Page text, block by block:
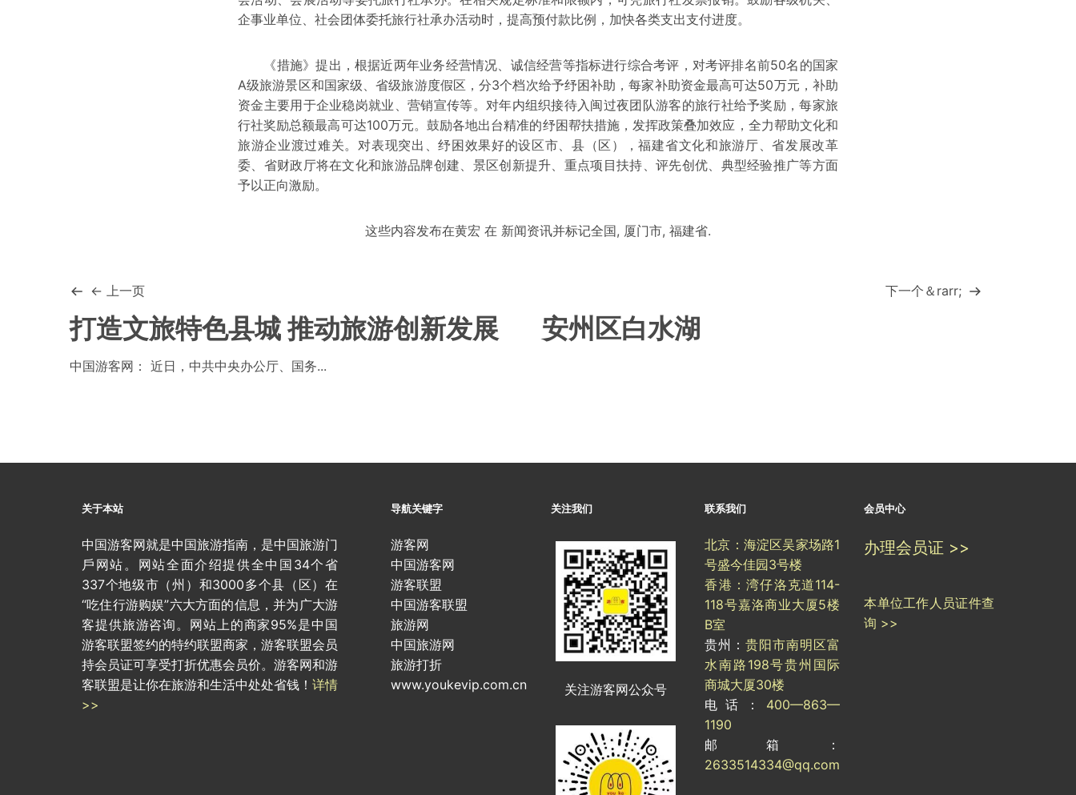
企事业单位、社会团体委托旅行社承办活动时，提高预付款比例，加快各类支出支付进度。
《措施》提出，根据近两年业务经营情况、诚信经营等指标进行综合考评，对考评排名前50名的国家
A级旅游景区和国家级、省级旅游度假区，分3个档次给予纾困补助，每家补助资金最高可达50万元，补助
资金主要用于企业稳岗就业、营销宣传等。对年内组织接待入闽过夜团队游客的旅行社给予奖励，每家旅
行社奖励总额最高可达100万元。鼓励各地出台精准的纾困帮扶措施，发挥政策叠加效应，全力帮助文化和
旅游企业渡过难关。对表现突出、纾困效果好的设区市、县（区），福建省文化和旅游厅、省发展改革
委、省财政厅将在文化和旅游品牌创建、景区创新提升、重点项目扶持、评先创优、典型经验推广等方面
予以正向激励。
这些内容发布在黄宏 在 新闻资讯并标记全国, 厦门市, 福建省.
← 上一页
打造文旅特色县城 推动旅游创新发展
中国游客网： 近日，中共中央办公厅、国务...
下一个＆rarr;
安州区白水湖
关于本站
中国游客网就是中国旅游指南，是中国旅游门
戶网站。网站全面介绍提供全中国34个省
337个地级市（州）和3000多个县（区）在
“吃住行游购娱”六大方面的信息，并为广大游
客提供旅游咨询。网站上的商家95%是中国
游客联盟签约的特约联盟商家，游客联盟会员
持会员证可享受打折优惠会员价。游客网和游
客联盟是让你在旅游和生活中处处省钱！ 详情
>>
导航关键字
游客网
中国游客网
游客联盟
中国游客联盟
旅游网
中国旅游网
旅游打折
www.youkevip.com.cn
关注我们
关注游客网公众号
联系我们
北京：海淀区吴家场路1
号盛今佳园3号楼
香港：湾仔洛克道114-
118号嘉洛商业大厦5楼
B室
贵州：贵阳市南明区富
水南路198号贵州国际
商城大厦30楼
电话： 400—863—
1190
邮箱：
2633514334@qq.com
会员中心
办理会员证 >>
本单位工作人员证件查
询 >>